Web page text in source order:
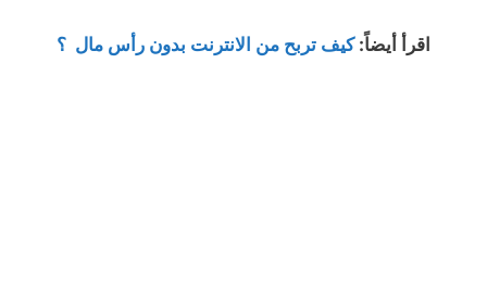
اقرأ أيضاً:كيف تربح من الانترنت بدون رأس مال ؟